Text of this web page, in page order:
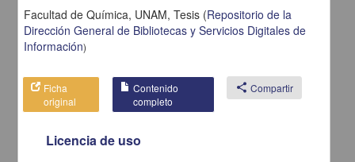
Facultad de Química, UNAM, Tesis (Repositorio de la
Dirección General de Bibliotecas y Servicios Digitales de
Información)
Ficha
original
Contenido
completo
share Compartir
Licencia de uso